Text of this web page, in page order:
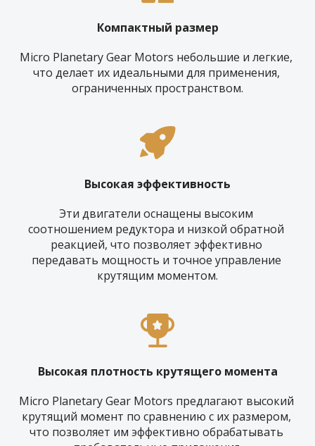
Компактный размер
Micro Planetary Gear Motors небольшие и легкие,
что делает их идеальными для применения,
ограниченных пространством.
Высокая эффективность
Эти двигатели оснащены высоким
соотношением редуктора и низкой обратной
реакцией, что позволяет эффективно
передавать мощность и точное управление
крутящим моментом.
Высокая плотность крутящего момента
Micro Planetary Gear Motors предлагают высокий
крутящий момент по сравнению с их размером,
что позволяет им эффективно обрабатывать